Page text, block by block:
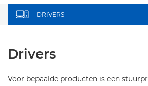
DRIVERS
Drivers
Voor bepaalde producten is een